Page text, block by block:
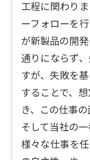
工程に関わり
ーフォローを
が新製品の開
通りにならず
すが、失敗を
することで、
き、この仕事の
そして当社の
様々な仕事を